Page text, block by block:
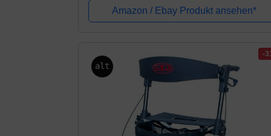
höhenverstellbar I für Personen mit einer...
Amazon / Ebay Produkt ansehen*
-
alt